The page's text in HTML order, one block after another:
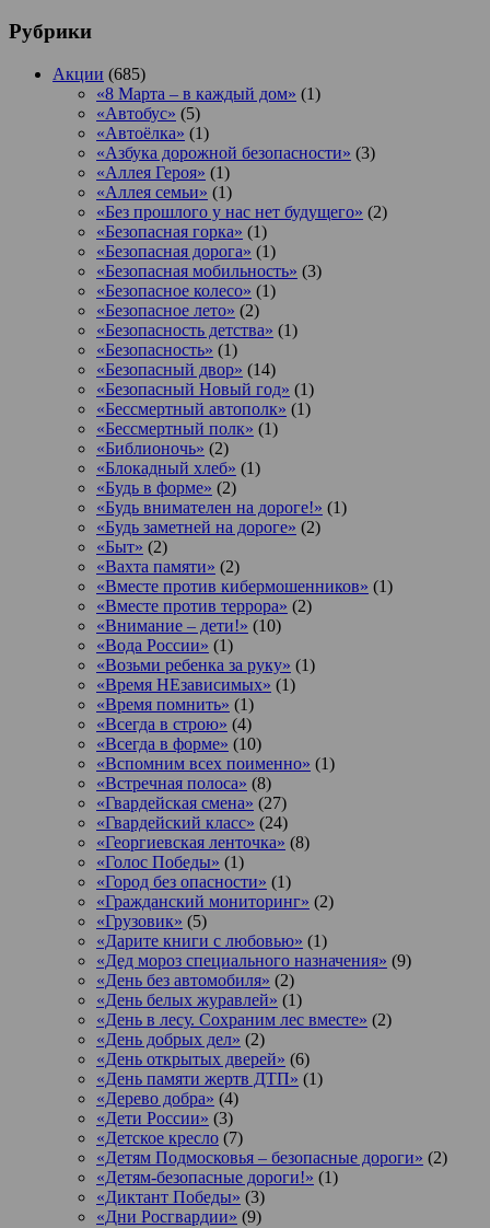
Рубрики
Акции (685)
«8 Марта – в каждый дом» (1)
«Автобус» (5)
«Автоёлка» (1)
«Азбука дорожной безопасности» (3)
«Аллея Героя» (1)
«Аллея семьи» (1)
«Без прошлого у нас нет будущего» (2)
«Безопасная горка» (1)
«Безопасная дорога» (1)
«Безопасная мобильность» (3)
«Безопасное колесо» (1)
«Безопасное лето» (2)
«Безопасность детства» (1)
«Безопасность» (1)
«Безопасный двор» (14)
«Безопасный Новый год» (1)
«Бессмертный автополк» (1)
«Бессмертный полк» (1)
«Библионочь» (2)
«Блокадный хлеб» (1)
«Будь в форме» (2)
«Будь внимателен на дороге!» (1)
«Будь заметней на дороге» (2)
«Быт» (2)
«Вахта памяти» (2)
«Вместе против кибермошенников» (1)
«Вместе против террора» (2)
«Внимание – дети!» (10)
«Вода России» (1)
«Возьми ребенка за руку» (1)
«Время НЕзависимых» (1)
«Время помнить» (1)
«Всегда в строю» (4)
«Всегда в форме» (10)
«Вспомним всех поименно» (1)
«Встречная полоса» (8)
«Гвардейская смена» (27)
«Гвардейский класс» (24)
«Георгиевская ленточка» (8)
«Голос Победы» (1)
«Город без опасности» (1)
«Гражданский мониторинг» (2)
«Грузовик» (5)
«Дарите книги с любовью» (1)
«Дед мороз специального назначения» (9)
«День без автомобиля» (2)
«День белых журавлей» (1)
«День в лесу. Сохраним лес вместе» (2)
«День добрых дел» (2)
«День открытых дверей» (6)
«День памяти жертв ДТП» (1)
«Дерево добра» (4)
«Дети России» (3)
«Детское кресло (7)
«Детям Подмосковья – безопасные дороги» (2)
«Детям-безопасные дороги!» (1)
«Диктант Победы» (3)
«Дни Росгвардии» (9)